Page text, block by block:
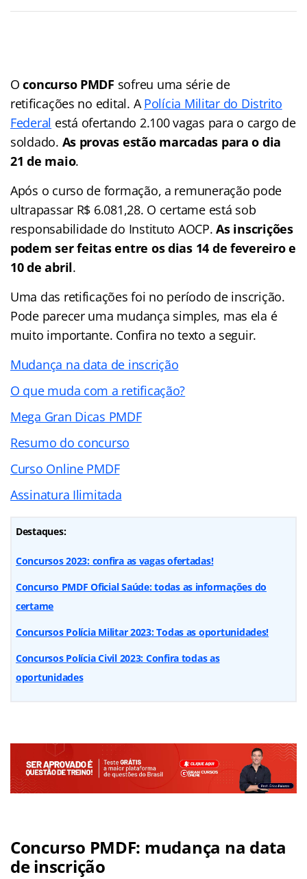
Oconcurso PMDF sofreu uma série de
retificações no edital. APolícia Militar do Distrito
Federal está ofertando 2.100 vagas para o cargo de
soldado. As provas estão marcadas para o dia
21 de maio.
Após o curso de formação, a remuneração pode
ultrapassar R$ 6.081,28. O certame está sob
responsabilidade do Instituto AOCP.As inscrições
podem ser feitas entre os dias 14 de fevereiro e
10 de abril.
Uma das retificações foi no período de inscrição.
Pode parecer uma mudança simples, mas ela é
muito importante. Confira no texto a seguir.
Mudança na data de inscrição
O que muda com a retificação?
Mega Gran Dicas PMDF
Resumo do concurso
Curso Online PMDF
Assinatura Ilimitada
Destaques:
Concursos 2023: confira as vagas ofertadas!
Concurso PMDF Oficial Saúde: todas as informações do
certame
Concursos Polícia Militar 2023: Todas as oportunidades!
Concursos Polícia Civil 2023: Confira todas as
oportunidades
Concurso PMDF: mudança na data
de inscrição